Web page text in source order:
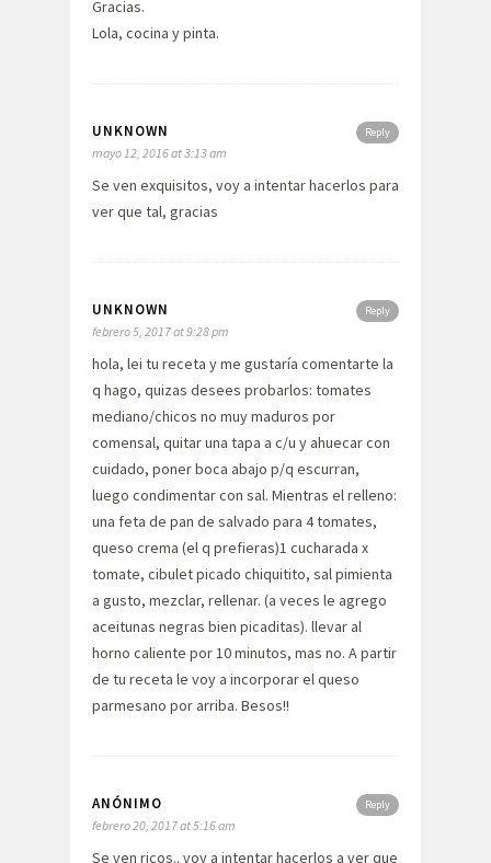
Gracias.
Lola, cocina y pinta.
Reply
UNKNOWN
mayo 12, 2016 at 3:13 am
Se ven exquisitos, voy a intentar hacerlos para
ver que tal, gracias
Reply
UNKNOWN
febrero 5, 2017 at 9:28 pm
hola, lei tu receta y me gustaría comentarte la
q hago, quizas desees probarlos: tomates
mediano/chicos no muy maduros por
comensal, quitar una tapa a c/u y ahuecar con
cuidado, poner boca abajo p/q escurran,
luego condimentar con sal. Mientras el relleno:
una feta de pan de salvado para 4 tomates,
queso crema (el q prefieras)1 cucharada x
tomate, cibulet picado chiquitito, sal pimienta
a gusto, mezclar, rellenar. (a veces le agrego
aceitunas negras bien picaditas). llevar al
horno caliente por 10 minutos, mas no. A partir
de tu receta le voy a incorporar el queso
parmesano por arriba. Besos!!
Reply
ANÓNIMO
febrero 20, 2017 at 5:16 am
Se ven ricos.. voy a intentar hacerlos a ver que